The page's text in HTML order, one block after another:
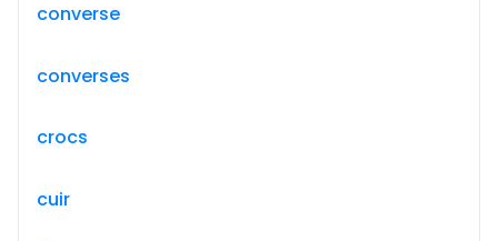
converse
converses
crocs
cuir